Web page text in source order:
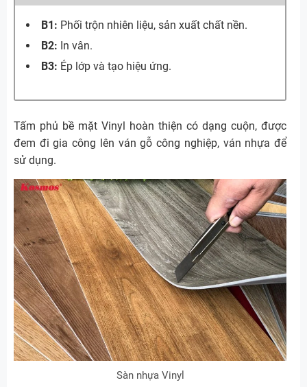
B1: Phối trộn nhiên liệu, sản xuất chất nền.
B2: In vân.
B3: Ép lớp và tạo hiệu ứng.
Tấm phủ bề mặt Vinyl hoàn thiện có dạng cuộn, được
đem đi gia công lên ván gỗ công nghiệp, ván nhựa để
sử dụng.
Sàn nhựa Vinyl